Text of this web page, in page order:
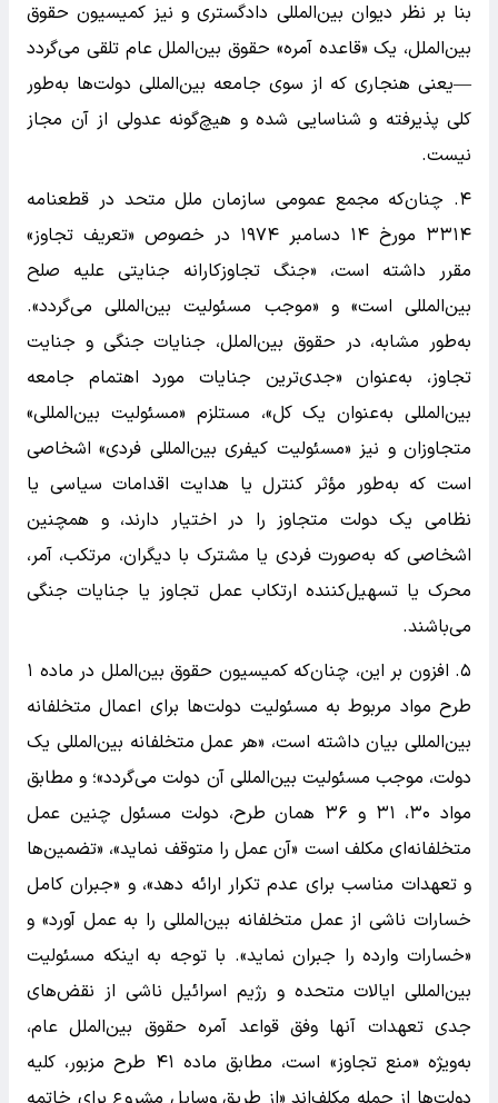
بنا بر نظر دیوان بین‌المللی دادگستری و نیز کمیسیون حقوق
بین‌الملل، یک «قاعده آمره» حقوق بین‌الملل عام تلقی می‌گردد
—یعنی هنجاری که از سوی جامعه بین‌المللی دولت‌ها به‌طور
کلی پذیرفته و شناسایی شده و هیچ‌گونه عدولی از آن مجاز
نیست.
۴. چنان‌که مجمع عمومی سازمان ملل متحد در قطعنامه
۳۳۱۴ مورخ ۱۴ دسامبر ۱۹۷۴ در خصوص «تعریف تجاوز»
مقرر داشته است، «جنگ تجاوزکارانه جنایتی علیه صلح
بین‌المللی است» و «موجب مسئولیت بین‌المللی می‌گردد».
به‌طور مشابه، در حقوق بین‌الملل، جنایات جنگی و جنایت
تجاوز، به‌عنوان «جدی‌ترین جنایات مورد اهتمام جامعه
بین‌المللی به‌عنوان یک کل»، مستلزم «مسئولیت بین‌المللی»
متجاوزان و نیز «مسئولیت کیفری بین‌المللی فردی» اشخاصی
است که به‌طور مؤثر کنترل یا هدایت اقدامات سیاسی یا
نظامی یک دولت متجاوز را در اختیار دارند، و همچنین
اشخاصی که به‌صورت فردی یا مشترک با دیگران، مرتکب، آمر،
محرک یا تسهیل‌کننده ارتکاب عمل تجاوز یا جنایات جنگی
می‌باشند.
۵. افزون بر این، چنان‌که کمیسیون حقوق بین‌الملل در ماده ۱
طرح مواد مربوط به مسئولیت دولت‌ها برای اعمال متخلفانه
بین‌المللی بیان داشته است، «هر عمل متخلفانه بین‌المللی یک
دولت، موجب مسئولیت بین‌المللی آن دولت می‌گردد»؛ و مطابق
مواد ۳۰، ۳۱ و ۳۶ همان طرح، دولت مسئول چنین عمل
متخلفانه‌ای مکلف است «آن عمل را متوقف نماید»، «تضمین‌ها
و تعهدات مناسب برای عدم تکرار ارائه دهد»، و «جبران کامل
خسارات ناشی از عمل متخلفانه بین‌المللی را به عمل آورد» و
«خسارات وارده را جبران نماید». با توجه به اینکه مسئولیت
بین‌المللی ایالات متحده و رژیم اسرائیل ناشی از نقض‌های
جدی تعهدات آنها وفق قواعد آمره حقوق بین‌الملل عام،
به‌ویژه «منع تجاوز» است، مطابق ماده ۴۱ طرح مزبور، کلیه